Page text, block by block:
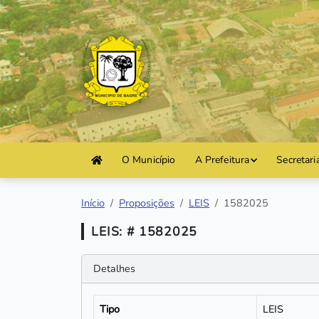
O Município A Prefeitura
Início Proposições LEIS 1582025
LEIS: # 1582025
Detalhes
Tipo LEIS